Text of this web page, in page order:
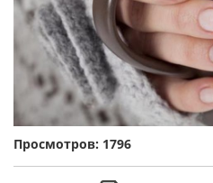
Просмотров: 1796